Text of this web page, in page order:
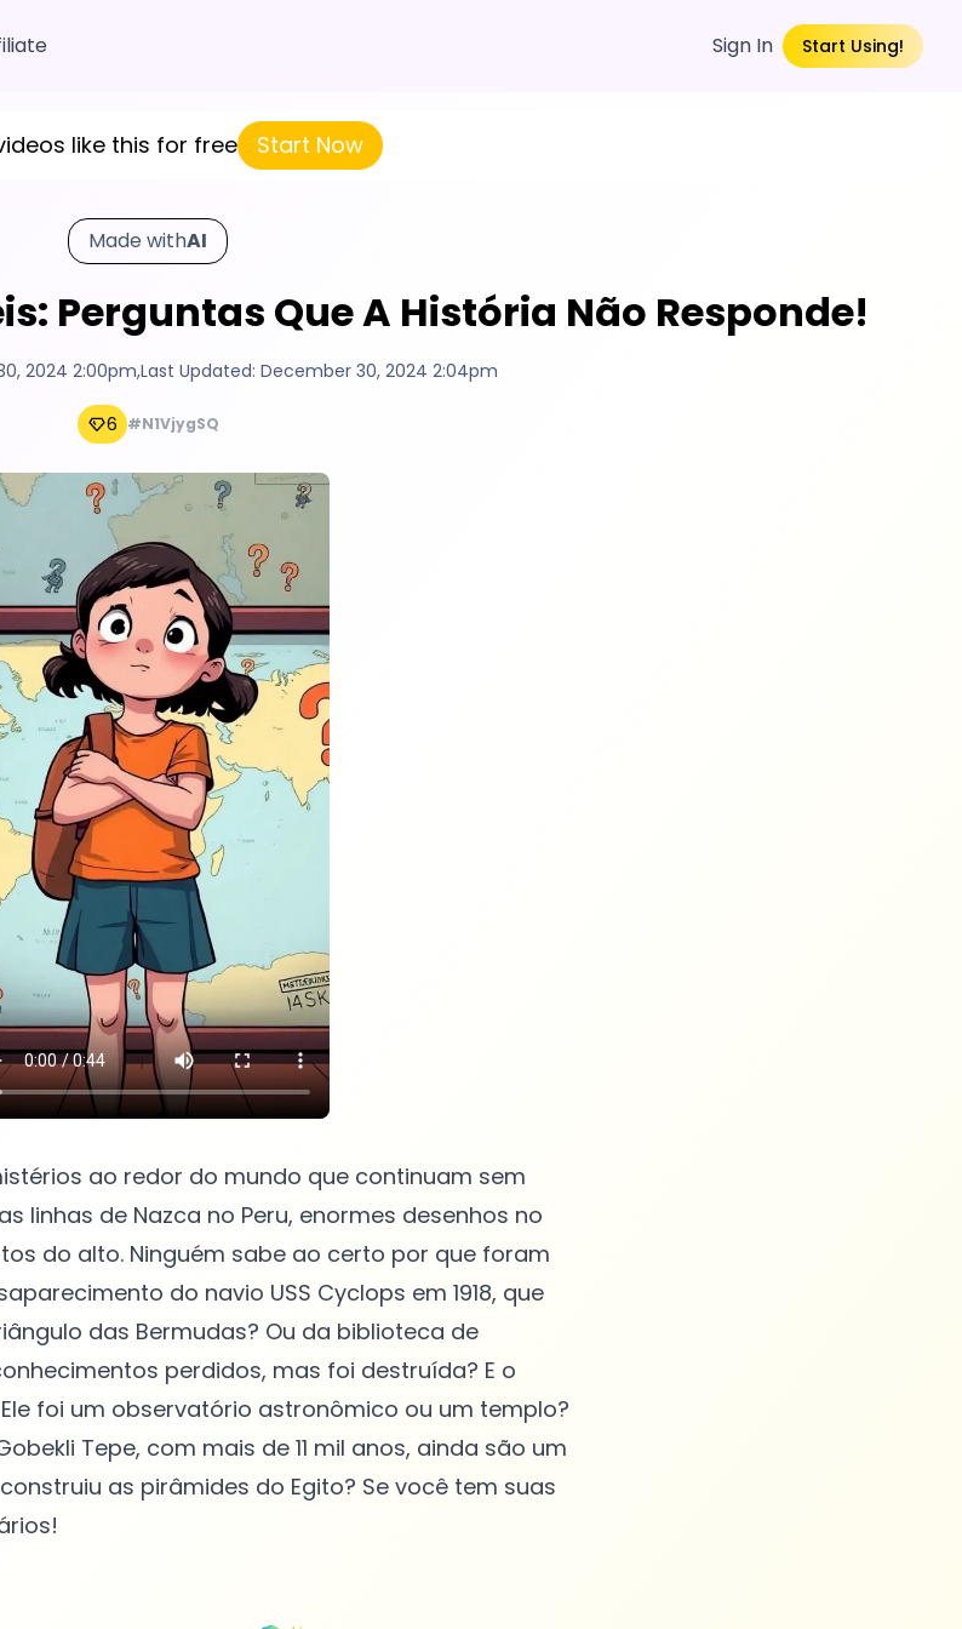
Sign In Start Using!
like this for free Start Now
Made withAI
Perguntas Que A História Não Responde!
2024 2:00pm,Last Updated: December 30, 2024 2:04pm
6 #N1VjygSQ
ao redor do mundo que continuam sem
linhas de Nazca no Peru, enormes desenhos no
do alto. Ninguém sabe ao certo por que foram
do navio USS Cyclops em 1918, que
das Bermudas? Ou da biblioteca de
perdidos, mas foi destruída? E o
foi um observatório astronômico ou um templo?
Tepe, com mais de 11 mil anos, ainda são um
as pirâmides do Egito? Se você tem suas